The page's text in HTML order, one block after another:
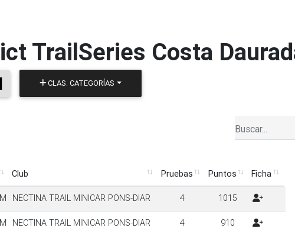
TrailSeries Costa
CLAS. CATEGORÍAS
Club Pruebas Puntos
Ficha
Club Pruebas Puntos Ficha
NECTINA TRAIL MINICAR PONS-DIAR 4 1015
NECTINA TRAIL MINICAR PONS-DIAR 4 910